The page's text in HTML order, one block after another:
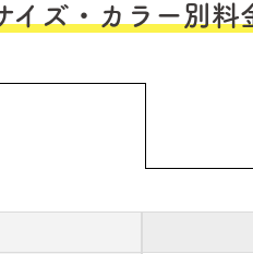
イズ・カラー別料